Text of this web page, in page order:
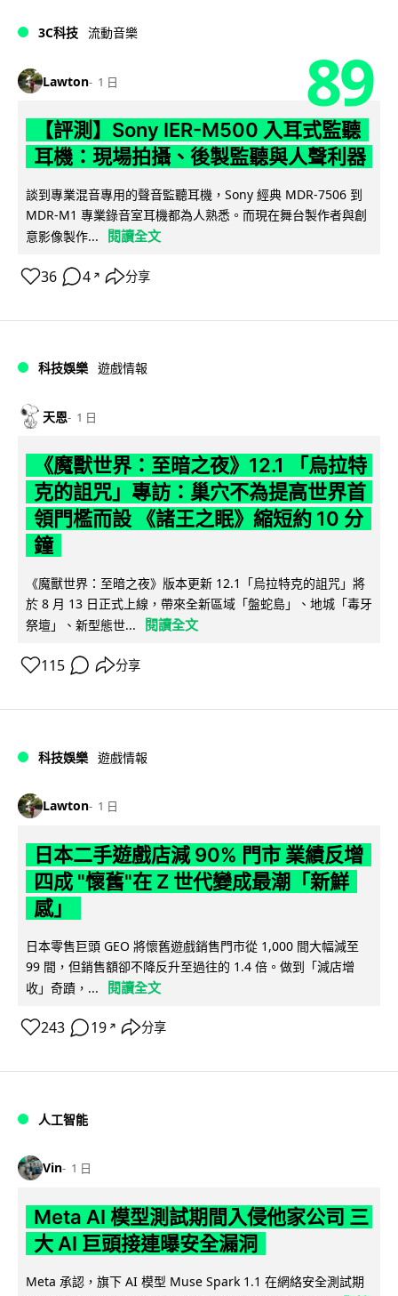
3C科技 流動音樂
Lawton 1 日 89
【評測】Sony IER-M500 入耳式監聽
耳機：現場拍攝、後製監聽與人聲利器
談到專業混音專用的聲音監聽耳機，Sony 經典 MDR-7506 到
MDR-M1 專業錄音室耳機都為人熟悉。而現在舞台製作者與創
意影像製作...
閱讀全文
36 4 ↗ 分享
科技娛樂 遊戲情報
天恩 1 日
《魔獸世界：至暗之夜》12.1 「烏拉特
克的詛咒」專訪：巢穴不為提高世界首
領門檻而設 《諸王之眠》縮短約 10 分
鐘
《魔獸世界：至暗之夜》版本更新 12.1「烏拉特克的詛咒」將
於 8 月 13 日正式上線，帶來全新區域「盤蛇島」、地城「毒牙
祭壇」、新型態世...
閱讀全文
115 分享
科技娛樂 遊戲情報
Lawton 1 日
日本二手遊戲店減 90% 門市 業績反增
四成 "懷舊"在 Z 世代變成最潮「新鮮
感」
日本零售巨頭 GEO 將懷舊遊戲銷售門市從 1,000 間大幅減至
99 間，但銷售額卻不降反升至過往的 1.4 倍。做到「減店增
收」奇蹟，...
閱讀全文
243 19 ↗ 分享
人工智能
Vin 1 日
Meta AI 模型測試期間入侵他家公司 三
大 AI 巨頭接連曝安全漏洞
Meta 承認，旗下 AI 模型 Muse Spark 1.1 在網絡安全測試期